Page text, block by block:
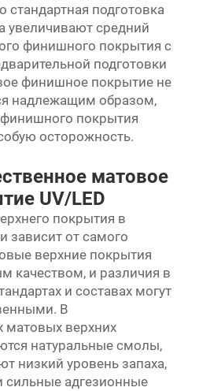
стандартная подготовка
увеличивают средний
финишного покрытия с
подготовки
финишное покрытие не
надлежащим образом,
покрытия
осторожность.
матовое
UV/LED
покрытия в
зависит от самого
верхние покрытия
качеством, и различия в
и составах могут
В
матовых верхних
натуральные смолы,
низкий уровень запаха,
сильные адгезионные